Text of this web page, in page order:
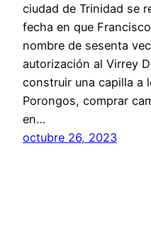
ciudad de Trinidad se
fecha en que
nombre de sesenta
autorización al Virrey
construir una capilla a
Porongos, comprar
en…
octubre 26, 2023